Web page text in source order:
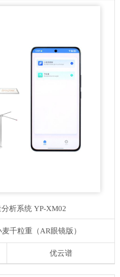
析系统 YP-XM02
千粒重（AR眼镜版）
优云谱